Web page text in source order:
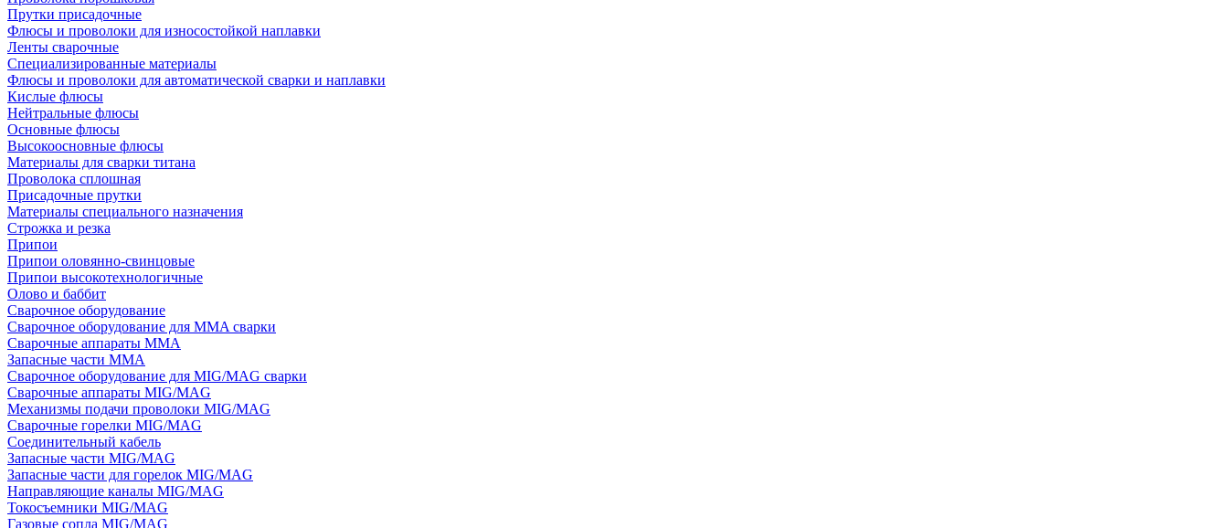
Прутки присадочные
Флюсы и проволоки для износостойкой наплавки
Ленты сварочные
Специализированные материалы
Флюсы и проволоки для автоматической сварки и наплавки
Кислые флюсы
Нейтральные флюсы
Основные флюсы
Высокоосновные флюсы
Материалы для сварки титана
Проволока сплошная
Присадочные прутки
Материалы специального назначения
Строжка и резка
Припои
Припои оловянно-свинцовые
Припои высокотехнологичные
Олово и баббит
Сварочное оборудование
Сварочное оборудование для MMA сварки
Сварочные аппараты MMA
Запасные части MMA
Сварочное оборудование для MIG/MAG сварки
Сварочные аппараты MIG/MAG
Механизмы подачи проволоки MIG/MAG
Сварочные горелки MIG/MAG
Соединительный кабель
Запасные части MIG/MAG
Запасные части для горелок MIG/MAG
Направляющие каналы MIG/MAG
Токосъемники MIG/MAG
Газовые сопла MIG/MAG